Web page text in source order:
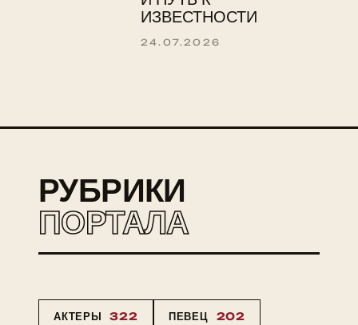
ИЗВЕСТНОСТИ
24.07.2026
РУБРИКИ
ПОРТАЛА
АКТЕРЫ 322 ПЕВЕЦ 202